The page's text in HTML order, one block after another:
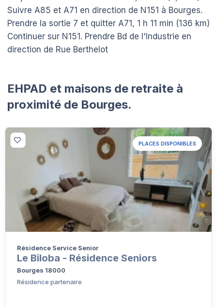
Suivre A85 et A71 en direction de N151 à Bourges.
Prendre la sortie 7 et quitter A71, 1 h 11 min (136 km)
Continuer sur N151. Prendre Bd de l'Industrie en
direction de Rue Berthelot
EHPAD et maisons de retraite à
proximité de Bourges.
PLACES DISPONIBLES
Résidence Service Senior
Le Biloba - Résidence Seniors
Bourges 18000
Résidence partenaire